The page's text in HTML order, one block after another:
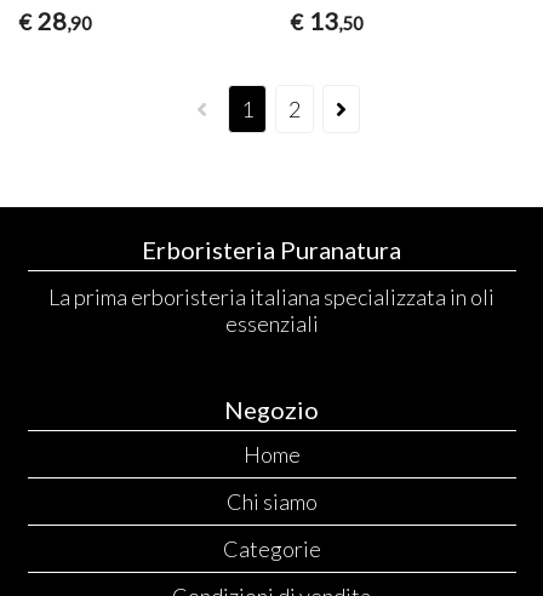
€ 28,90
€ 13,50
1 2
Erboristeria Puranatura
La prima erboristeria italiana specializzata in oli
essenziali
Negozio
Home
Chi siamo
Categorie